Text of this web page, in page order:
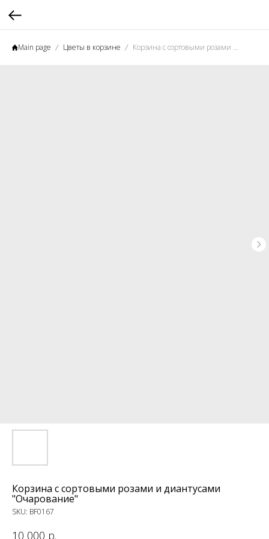
Main page Цветы в корзине Корзина с сортовыми розами и диантусами "Очарование"
Корзина с сортовыми розами и диантусами
"Очарование"
SKU: BF0167
10 000 р.